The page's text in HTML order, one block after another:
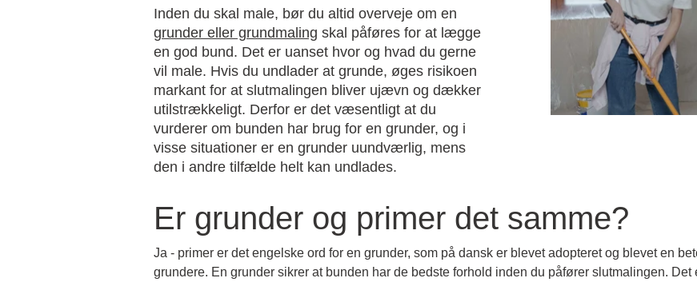
Inden du skal male, bør du altid overveje om en
grunder eller grundmaling skal påføres for at lægge
en god bund. Det er uanset hvor og hvad du gerne
vil male. Hvis du undlader at grunde, øges risikoen
markant for at slutmalingen bliver ujævn og dækker
utilstrækkeligt. Derfor er det væsentligt at du
vurderer om bunden har brug for en grunder, og i
visse situationer er en grunder uundværlig, mens
den i andre tilfælde helt kan undlades.
Er grunder og primer det samme?
Ja - primer er det engelske ord for en grunder, som på dansk er blevet adopteret og blevet en
grundere. En grunder sikrer at bunden har de bedste forhold inden du påfører slutmalingen.